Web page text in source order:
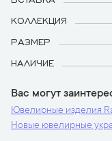
КОЛЛЕКЦИЯ
РАЗМЕР
НАЛИЧИЕ
Вас могут
Ювелирные изделия
Новые ювелирные